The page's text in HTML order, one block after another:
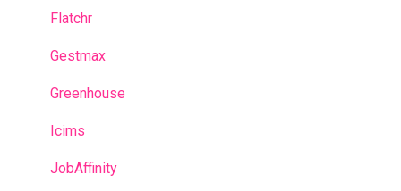
Flatchr
Gestmax
Greenhouse
Icims
JobAffinity